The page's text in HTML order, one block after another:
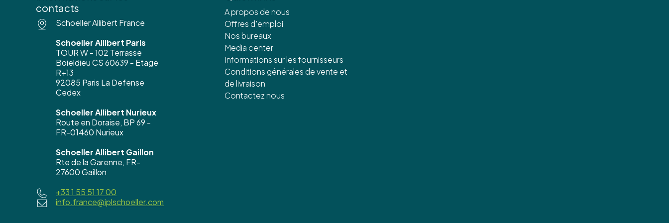
contacts
Schoeller Allibert France
Schoeller Allibert Paris
TOUR W - 102 Terrasse
Boieldieu CS 60639 - Etage
R+13
92085 Paris La Defense
Cedex
Schoeller Allibert Nurieux
Route en Doraise, BP 69 -
FR-01460 Nurieux
Schoeller Allibert Gaillon
Rte de la Garenne, FR-
27600 Gaillon
+33 1 55 51 17 00
info.france@iplschoeller.com
A propos de nous
Offres d'emploi
Nos bureaux
Media center
Informations sur les fournisseurs
Conditions générales de vente et
de livraison
Contactez nous